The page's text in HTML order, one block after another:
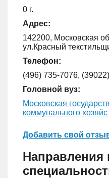
0 г.
Адрес:
142200, Московская
ул.Красный
Телефон:
(496) 735-7076,
Головной вуз:
Московская
коммунального
Добавить свой
Направления